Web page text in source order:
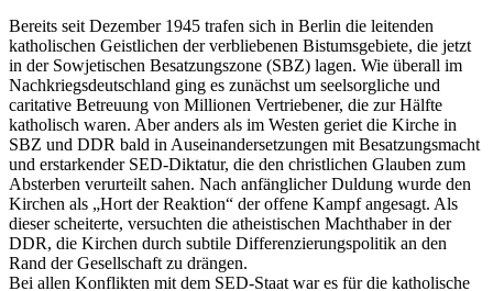
Bereits seit Dezember 1945 trafen sich in Berlin die leitenden
katholischen Geistlichen der verbliebenen Bistumsgebiete, die jetzt
in der Sowjetischen Besatzungszone (SBZ) lagen. Wie überall im
Nachkriegsdeutschland ging es zunächst um seelsorgliche und
caritative Betreuung von Millionen Vertriebener, die zur Hälfte
katholisch waren. Aber anders als im Westen geriet die Kirche in
SBZ und DDR bald in Auseinandersetzungen mit Besatzungsmacht
und erstarkender SED-Diktatur, die den christlichen Glauben zum
Absterben verurteilt sahen. Nach anfänglicher Duldung wurde den
Kirchen als „Hort der Reaktion“ der offene Kampf angesagt. Als
dieser scheiterte, versuchten die atheistischen Machthaber in der
DDR, die Kirchen durch subtile Differenzierungspolitik an den
Rand der Gesellschaft zu drängen.
Bei allen Konflikten mit dem SED-Staat war es für die katholische